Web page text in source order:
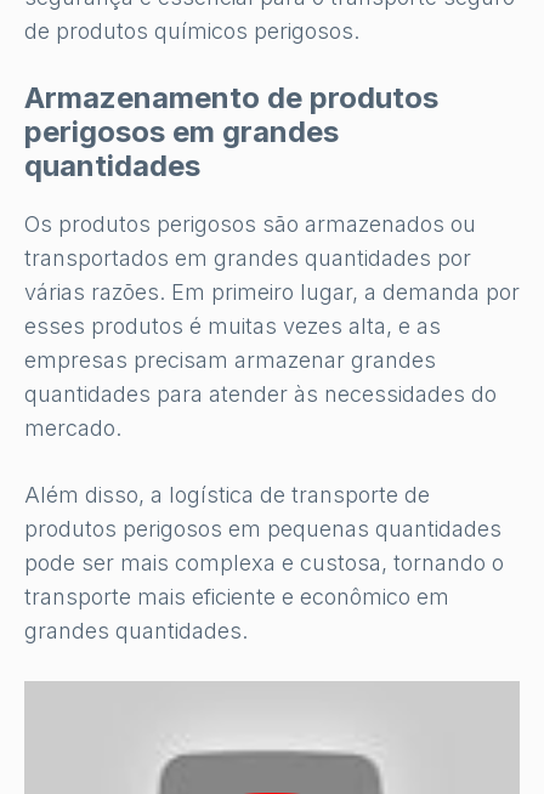
de produtos químicos perigosos.
Armazenamento de produtos
perigosos em grandes
quantidades
Os produtos perigosos são armazenados ou
transportados em grandes quantidades por
várias razões. Em primeiro lugar, a demanda por
esses produtos é muitas vezes alta, e as
empresas precisam armazenar grandes
quantidades para atender às necessidades do
mercado.
Além disso, a logística de transporte de
produtos perigosos em pequenas quantidades
pode ser mais complexa e custosa, tornando o
transporte mais eficiente e econômico em
grandes quantidades.